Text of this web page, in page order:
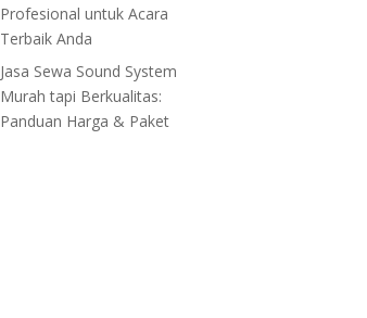
Profesional untuk Acara
Terbaik Anda
Jasa Sewa Sound System
Murah tapi Berkualitas:
Panduan Harga & Paket